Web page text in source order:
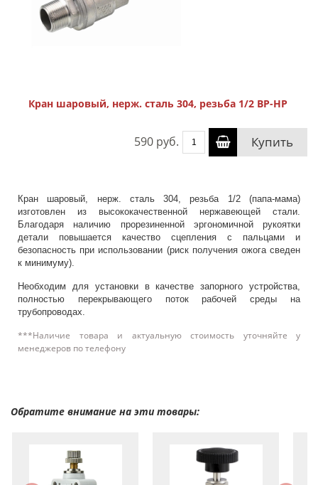
Кран шаровый, нерж. сталь 304, резьба 1/2 ВР-НР
590 руб. Купить
Кран шаровый, нерж. сталь 304, резьба 1/2 (папа-мама)
изготовлен из высококачественной нержавеющей стали.
Благодаря наличию прорезиненной эргономичной рукоятки
детали повышается качество сцепления с пальцами и
безопасность при использовании (риск получения ожога сведен
к минимуму).
Необходим для установки в качестве запорного устройства,
полностью перекрывающего поток рабочей среды на
трубопроводах.
***Наличие товара и актуальную стоимость уточняйте у
менеджеров по телефону
Обратите внимание на эти товары: